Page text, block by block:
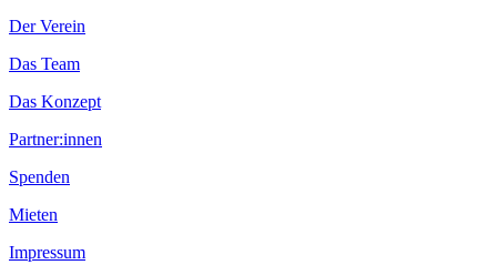
Der Verein
Das Team
Das Konzept
Partner:innen
Spenden
Mieten
Impressum